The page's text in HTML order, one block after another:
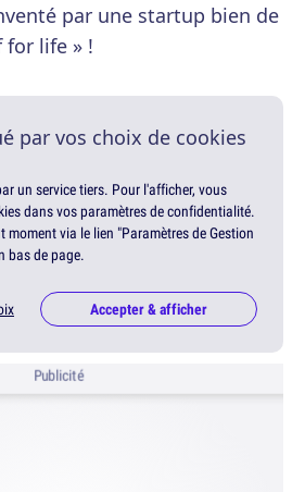
par une startup bien de
for life » !
par vos choix de cookies
un service tiers. Pour l'afficher, vous
dans vos paramètres de confidentialité.
moment via le lien "Paramètres de Gestion
bas de page.
Accepter & afficher
Publicité